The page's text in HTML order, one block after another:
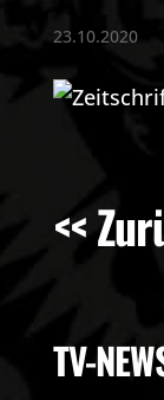
23.10.2020
<<
TV-